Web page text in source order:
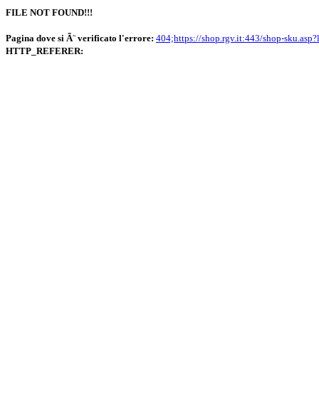
FILE NOT FOUND!!!
Pagina dove si Ã¨ verificato l'errore: 404;https://shop.rgv.it:443/shop-
HTTP_REFERER: